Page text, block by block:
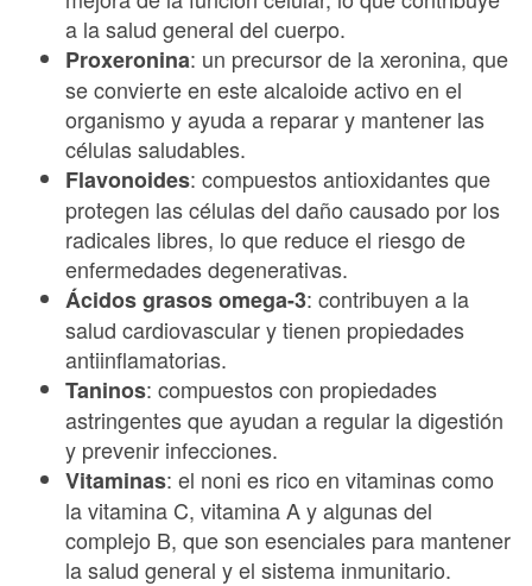
a la salud general del cuerpo.
Proxeronina: un precursor de la xeronina, que
se convierte en este alcaloide activo en el
organismo y ayuda a reparar y mantener las
células saludables.
Flavonoides: compuestos antioxidantes que
protegen las células del daño causado por los
radicales libres, lo que reduce el riesgo de
enfermedades degenerativas.
Ácidos grasos omega-3: contribuyen a la
salud cardiovascular y tienen propiedades
antiinflamatorias.
Taninos: compuestos con propiedades
astringentes que ayudan a regular la digestión
y prevenir infecciones.
Vitaminas: el noni es rico en vitaminas como
la vitamina C, vitamina A y algunas del
complejo B, que son esenciales para mantener
la salud general y el sistema inmunitario.